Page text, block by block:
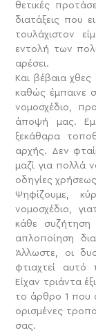
θετικές
διατάξεις που
τουλάχιστον
εντολή των
αρέσει.
Και βέβαια
καθώς έμπαινε
νομοσχέδιο,
άποψή μας.
ξεκάθαρα
αρχής. Δεν
μαζί για πολλά
οδηγίες
Ψηφίζουμε,
νομοσχέδιο,
κάθε
απλοποίηση
Άλλωστε, οι
φτιαχτεί αυτό
Είχαν τριάντα
το άρθρο 1 που
ορισμένες
σας.